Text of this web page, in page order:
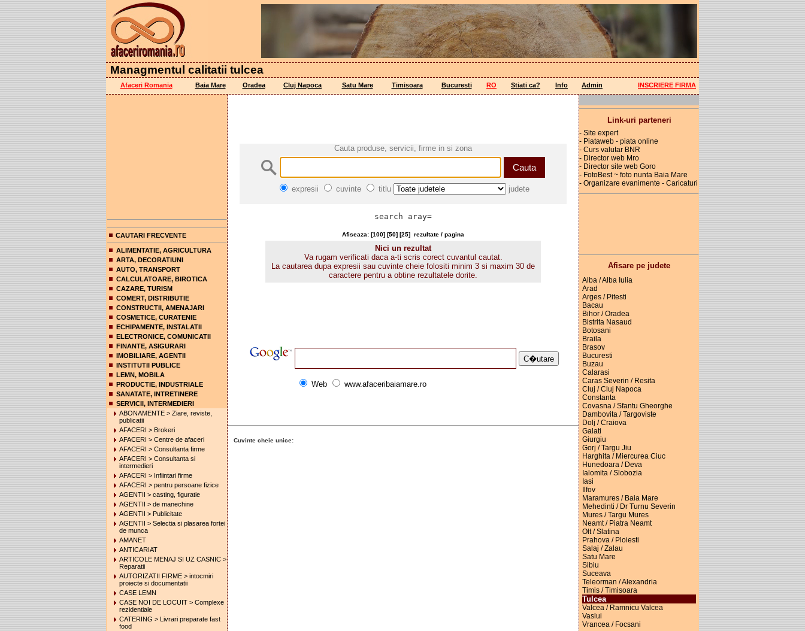
Managmentul calitatii tulcea
Afaceri Romania Baia Mare Oradea Cluj Napoca Satu Mare Timisoara Bucuresti RO Stiati ca? Info Admin INSCRIERE FIRMA
CAUTARI FRECVENTE
ALIMENTATIE, AGRICULTURA
ARTA, DECORATIUNI
AUTO, TRANSPORT
CALCULATOARE, BIROTICA
CAZARE, TURISM
COMERT, DISTRIBUTIE
CONSTRUCTII, AMENAJARI
COSMETICE, CURATENIE
ECHIPAMENTE, INSTALATII
ELECTRONICE, COMUNICATII
FINANTE, ASIGURARI
IMOBILIARE, AGENTII
INSTITUTII PUBLICE
LEMN, MOBILA
PRODUCTIE, INDUSTRIALE
SANATATE, INTRETINERE
SERVICII, INTERMEDIERI
ABONAMENTE > Ziare, reviste,
publicatii
AFACERI > Brokeri
AFACERI > Centre de afaceri
AFACERI > Consultanta firme
AFACERI > Consultanta si
intermedieri
AFACERI > Infiintari firme
AFACERI > pentru persoane fizice
AGENTII > casting, figuratie
AGENTII > de manechine
AGENTII > Publicitate
AGENTII > Selectia si plasarea fortei
de munca
AMANET
ANTICARIAT
ARTICOLE MENAJ SI UZ CASNIC >
Reparatii
AUTORIZATII FIRME > intocmiri
proiecte si documentatii
CASE LEMN
CASE NOI DE LOCUIT > Complexe
rezidentiale
CATERING > Livrari preparate fast
food
Cauta produse, servicii, firme in si zona
expresii cuvinte titlu judete
search aray=
Afiseaza: [100] [50] [25] rezultate / pagina
Nici un rezultat
Va rugam verificati daca a-ti scris corect cuvantul cautat.
La cautarea dupa expresii sau cuvinte cheie folositi minim 3 si maxim 30 de
caractere pentru a obtine rezultatele dorite.
Web www.afaceribaiamare.ro
Cuvinte cheie unice:
Link-uri parteneri
- Site expert
- Piataweb - piata online
- Curs valutar BNR
- Director web Mro
- Director site web Goro
- FotoBest ~ foto nunta Baia Mare
- Organizare evanimente - Caricaturi
Afisare pe judete
Alba / Alba Iulia
Arad
Arges / Pitesti
Bacau
Bihor / Oradea
Bistrita Nasaud
Botosani
Braila
Brasov
Bucuresti
Buzau
Calarasi
Caras Severin / Resita
Cluj / Cluj Napoca
Constanta
Covasna / Sfantu Gheorghe
Dambovita / Targoviste
Dolj / Craiova
Galati
Giurgiu
Gorj / Targu Jiu
Harghita / Miercurea Ciuc
Hunedoara / Deva
Ialomita / Slobozia
Iasi
Ilfov
Maramures / Baia Mare
Mehedinti / Dr Turnu Severin
Mures / Targu Mures
Neamt / Piatra Neamt
Olt / Slatina
Prahova / Ploiesti
Salaj / Zalau
Satu Mare
Sibiu
Suceava
Teleorman / Alexandria
Timis / Timisoara
Tulcea
Valcea / Ramnicu Valcea
Vaslui
Vrancea / Focsani